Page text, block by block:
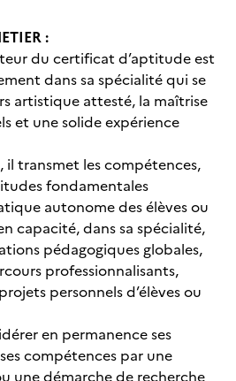
:
du certificat d’aptitude est
dans sa spécialité qui se
artistique attesté, la maîtrise
et une solide expérience
il transmet les compétences,
fondamentales
autonome des élèves ou
capacité, dans sa spécialité,
pédagogiques globales,
professionnalisants,
personnels d’élèves ou
en permanence ses
compétences par une
une démarche de recherche